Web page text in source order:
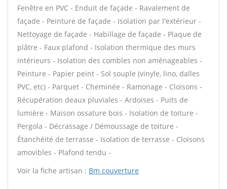
Fenêtre en PVC - Enduit de façade - Ravalement de
façade - Peinture de façade - Isolation par l'extérieur -
Nettoyage de façade - Habillage de façade - Plaque de
plâtre - Faux plafond - Isolation thermique des murs
intérieurs - Isolation des combles non aménageables -
Peinture - Papier peint - Sol souple (vinyle, lino, dalles
PVC, etc) - Parquet - Cheminée - Ramonage - Cloisons -
Récupération deaux pluviales - Ardoises - Puits de
lumière - Maison ossature bois - Isolation de toiture -
Pergola - Décrassage / Démoussage de toiture -
Étanchéité de terrasse - Isolation de terrasse - Cloisons
amovibles - Plafond tendu -
Voir la fiche artisan : Bm couverture